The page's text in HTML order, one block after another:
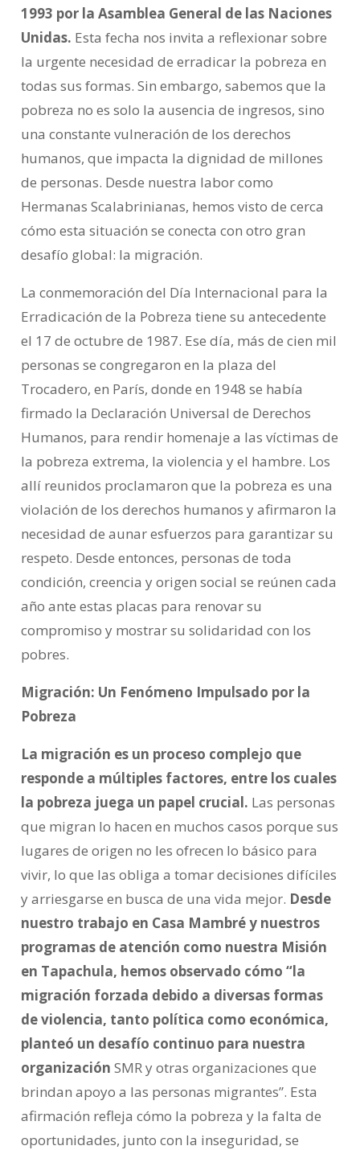
1993 por la Asamblea General de las Naciones
Unidas. Esta fecha nos invita a reflexionar sobre
la urgente necesidad de erradicar la pobreza en
todas sus formas. Sin embargo, sabemos que la
pobreza no es solo la ausencia de ingresos, sino
una constante vulneración de los derechos
humanos, que impacta la dignidad de millones
de personas. Desde nuestra labor como
Hermanas Scalabrinianas, hemos visto de cerca
cómo esta situación se conecta con otro gran
desafío global: la migración.
La conmemoración del Día Internacional para la
Erradicación de la Pobreza tiene su antecedente
el 17 de octubre de 1987. Ese día, más de cien mil
personas se congregaron en la plaza del
Trocadero, en París, donde en 1948 se había
firmado la Declaración Universal de Derechos
Humanos, para rendir homenaje a las víctimas de
la pobreza extrema, la violencia y el hambre. Los
allí reunidos proclamaron que la pobreza es una
violación de los derechos humanos y afirmaron la
necesidad de aunar esfuerzos para garantizar su
respeto. Desde entonces, personas de toda
condición, creencia y origen social se reúnen cada
año ante estas placas para renovar su
compromiso y mostrar su solidaridad con los
pobres.
Migración: Un Fenómeno Impulsado por la
Pobreza
La migración es un proceso complejo que
responde a múltiples factores, entre los cuales
la pobreza juega un papel crucial. Las personas
que migran lo hacen en muchos casos porque sus
lugares de origen no les ofrecen lo básico para
vivir, lo que las obliga a tomar decisiones difíciles
y arriesgarse en busca de una vida mejor. Desde
nuestro trabajo en Casa Mambré y nuestros
programas de atención como nuestra Misión
en Tapachula, hemos observado cómo “la
migración forzada debido a diversas formas
de violencia, tanto política como económica,
planteó un desafío continuo para nuestra
organización SMR y otras organizaciones que
brindan apoyo a las personas migrantes”. Esta
afirmación refleja cómo la pobreza y la falta de
oportunidades, junto con la inseguridad, se